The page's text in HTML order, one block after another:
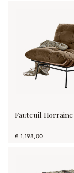
Fauteuil Horraine
€ 1.198,00